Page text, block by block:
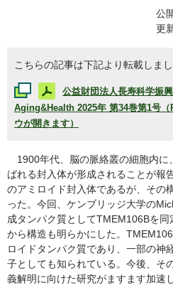
公
更
こちらの記事は下記より転載しまし
公益財団法人長寿科学振
Aging&Health 2025年 第34巻第1号
ウが開きます）
1900年代、脳の脈絡叢の細胞内に
ばれる封入体が形成されることが報
のアミロイド封入体であるが、その
った。今回、ケンブリッジ大学の
成タンパク質としてTMEM106Bを
から構造も明らかにした。
ロイドタンパク質であり、一部の神
子としても知られている。今後、そ
義解明に向けた研究がますます加速